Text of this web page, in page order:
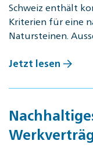
Schweiz enthält
Kriterien für eine
Natursteinen.
Jetzt lesen